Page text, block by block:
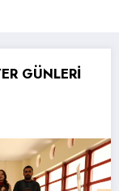
GÜNLERİ